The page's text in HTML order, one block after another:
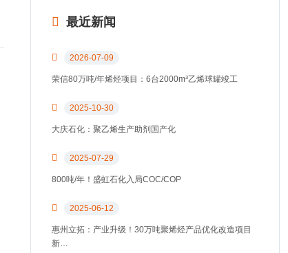
最近新闻
2026-07-09
荣信80万吨/年烯烃项目：6台2000m³乙烯球罐竣工
2025-10-30
大庆石化：聚乙烯生产助剂国产化
2025-07-29
800吨/年！盛虹石化入局COC/COP
2025-06-12
惠州立拓：产业升级！30万吨聚烯烃产品优化改造项目
新…